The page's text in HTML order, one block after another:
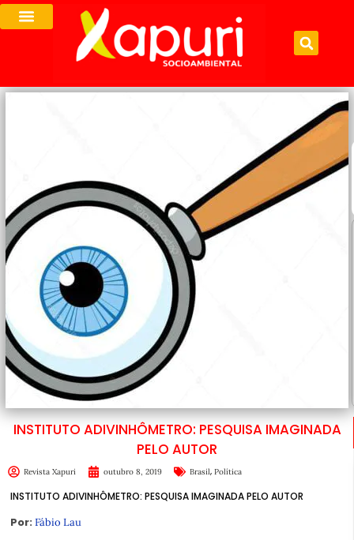
INSTITUTO ADIVINHÔMETRO: PESQUISA IMAGINADA
PELO AUTOR
Revista Xapuri outubro 8, 2019 Brasil, Política
INSTITUTO ADIVINHÔMETRO: PESQUISA IMAGINADA PELO AUTOR
Por: Fábio Lau